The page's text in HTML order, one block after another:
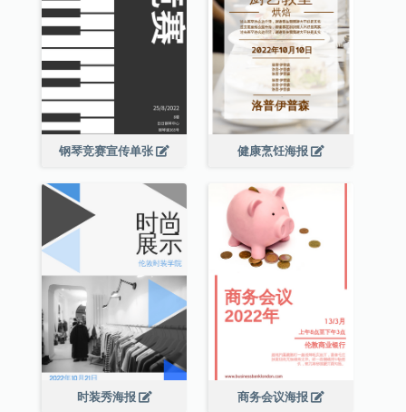
钢琴竞赛宣传单张 健康烹饪海报
时装秀海报 商务会议海报